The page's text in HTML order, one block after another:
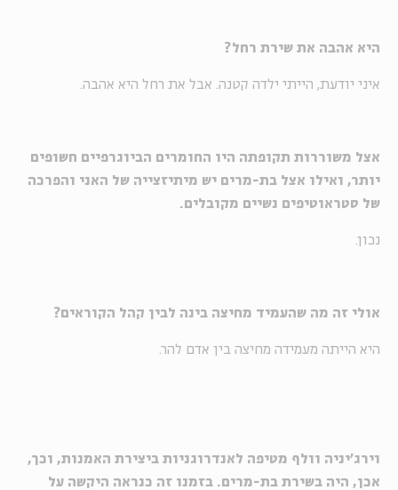
היא אהבה את שירת רחל?
איני יודעת, הייתי ילדה קטנה. אבל את רחל היא אהבה.
אצל משוררות תקופתה היו החומרים הביוגרפיים חשופים
יותר, ואילו אצל בת-מרים יש מיתיזצייה של האני והפרכה
של סטראוטיפים נשיים מקובלים.
נכון.
אולי זה מה שהעמיד מחיצה בינה לבין קהל הקוראים?
היא הייתה מעמידה מחיצה בין אדם להר.
וירג'יניה וולף מטיפה לאנדרוגניות ביצירת האמנות, וכך,
אכן, היה בשירת בת-מרים. בזמנו זה כנראה היקשה על